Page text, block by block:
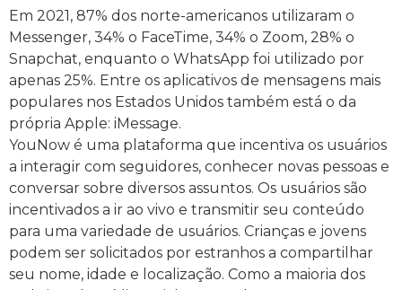
Em 2021, 87% dos norte-americanos utilizaram o
Messenger, 34% o FaceTime, 34% o Zoom, 28% o
Snapchat, enquanto o WhatsApp foi utilizado por
apenas 25%. Entre os aplicativos de mensagens mais
populares nos Estados Unidos também está o da
própria Apple: iMessage.
YouNow é uma plataforma que incentiva os usuários
a interagir com seguidores, conhecer novas pessoas e
conversar sobre diversos assuntos. Os usuários são
incentivados a ir ao vivo e transmitir seu conteúdo
para uma variedade de usuários. Crianças e jovens
podem ser solicitados por estranhos a compartilhar
seu nome, idade e localização. Como a maioria dos